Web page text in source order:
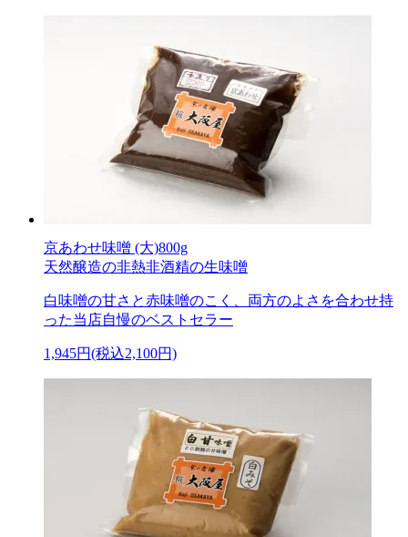
京あわせ味噌 (大)800g
天然醸造の非熱非酒精の生味噌
白味噌の甘さと赤味噌のこく、両方のよさを合わせ持
った当店自慢のベストセラー
1,945円(税込2,100円)